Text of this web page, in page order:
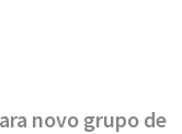
novo grupo de